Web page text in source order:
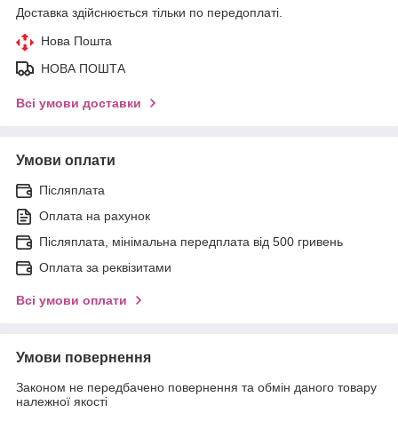
Доставка здійснюється тільки по передоплаті.
Нова Пошта
НОВА ПОШТА
Всі умови доставки
Умови оплати
Післяплата
Оплата на рахунок
Післяплата, мінімальна передплата від 500 гривень
Оплата за реквізитами
Всі умови оплати
Умови повернення
Законом не передбачено повернення та обмін даного товару
належної якості